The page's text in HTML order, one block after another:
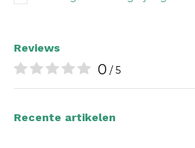
Reviews
0 / 5
Recente artikelen